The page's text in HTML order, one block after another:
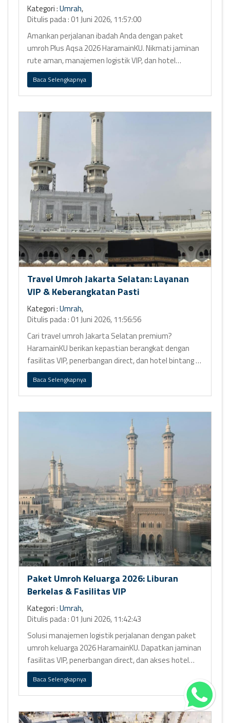
Kategori :Umrah,
Ditulis pada : 01 Juni 2026, 11:57:00
Amankan perjalanan ibadah Anda dengan paket
umroh Plus Aqsa 2026 HaramainKU. Nikmati jaminan
rute aman, manajemen logistik VIP, dan hotel
premium bintang 5.
Baca Selengkapnya
Travel Umroh Jakarta Selatan: Layanan
VIP & Keberangkatan Pasti
Kategori :Umrah,
Ditulis pada : 01 Juni 2026, 11:56:56
Cari travel umroh Jakarta Selatan premium?
HaramainKU berikan kepastian berangkat dengan
fasilitas VIP, penerbangan direct, dan hotel bintang 5
Ring 1.
Baca Selengkapnya
Paket Umroh Keluarga 2026: Liburan
Berkelas & Fasilitas VIP
Kategori :Umrah,
Ditulis pada : 01 Juni 2026, 11:42:43
Solusi manajemen logistik perjalanan dengan paket
umroh keluarga 2026 HaramainKU. Dapatkan jaminan
fasilitas VIP, penerbangan direct, dan akses hotel
bintang 5 Ring 1.
Baca Selengkapnya